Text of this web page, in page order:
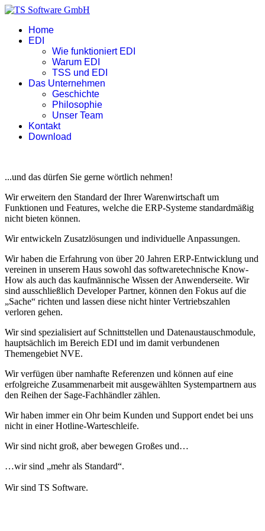
Home
EDI
Wie funktioniert EDI
Warum EDI
TSS und EDI
Das Unternehmen
Geschichte
Philosophie
Unser Team
Kontakt
Download
...und das dürfen Sie gerne wörtlich nehmen!
Wir erweitern den Standard der Ihrer Warenwirtschaft um
Funktionen und Features, welche die ERP-Systeme standardmäßig
nicht bieten können.
Wir entwickeln Zusatzlösungen und individuelle Anpassungen.
Wir haben die Erfahrung von über 20 Jahren ERP-Entwicklung und
vereinen in unserem Haus sowohl das softwaretechnische Know-
How als auch das kaufmännische Wissen der Anwenderseite. Wir
sind ausschließlich Developer Partner, können den Fokus auf die
„Sache“ richten und lassen diese nicht hinter Vertriebszahlen
verloren gehen.
Wir sind spezialisiert auf Schnittstellen und Datenaustauschmodule,
hauptsächlich im Bereich EDI und im damit verbundenen
Themengebiet NVE.
Wir verfügen über namhafte Referenzen und können auf eine
erfolgreiche Zusammenarbeit mit ausgewählten Systempartnern aus
den Reihen der Sage-Fachhändler zählen.
Wir haben immer ein Ohr beim Kunden und Support endet bei uns
nicht in einer Hotline-Warteschleife.
Wir sind nicht groß, aber bewegen Großes und…
…wir sind „mehr als Standard“.
Wir sind TS Software.